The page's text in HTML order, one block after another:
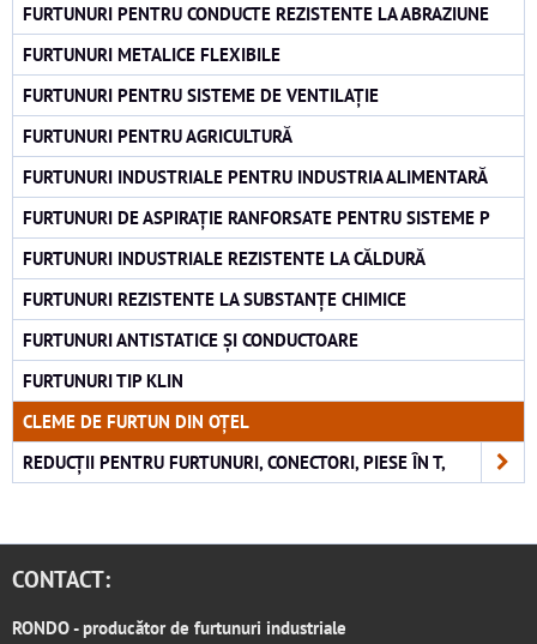
FURTUNURI PENTRU CONDUCTE REZISTENTE LA ABRAZIUNE
FURTUNURI METALICE FLEXIBILE
FURTUNURI PENTRU SISTEME DE VENTILAȚIE
FURTUNURI PENTRU AGRICULTURĂ
FURTUNURI INDUSTRIALE PENTRU INDUSTRIA ALIMENTARĂ
FURTUNURI DE ASPIRAȚIE RANFORSATE PENTRU SISTEME P
FURTUNURI INDUSTRIALE REZISTENTE LA CĂLDURĂ
FURTUNURI REZISTENTE LA SUBSTANȚE CHIMICE
FURTUNURI ANTISTATICE ȘI CONDUCTOARE
FURTUNURI TIP KLIN
CLEME DE FURTUN DIN OȚEL
REDUCȚII PENTRU FURTUNURI, CONECTORI, PIESE ÎN T,
CONTACT:
RONDO- producător de furtunuri industriale